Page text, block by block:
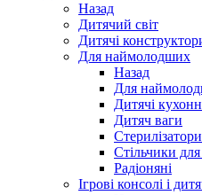
Назад
Дитячий світ
Дитячі
Для наймолодших
Назад
Для
Дитячі
Дитяч ваги
Стерилізатори
Стільчики
Радіоняні
Ігрові консолі і